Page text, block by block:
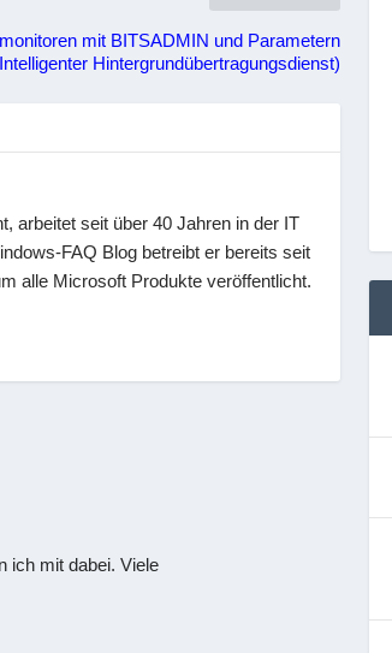
mit BITSADMIN und Parametern
Hintergrundübertragungsdienst)
arbeitet seit über 40 Jahren in der IT
FAQ Blog betreibt er bereits seit
alle Microsoft Produkte veröffentlicht.
ich mit dabei. Viele